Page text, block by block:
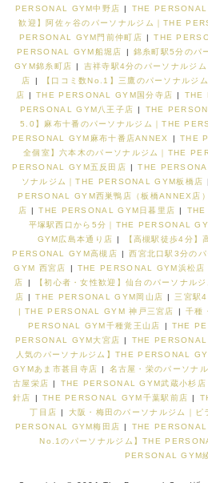
PERSONAL GYM中野店 | THE PERSONAL
歓迎】阿佐ヶ谷のパーソナルジム｜THE
PERSONAL GYM門前仲町店 | THE
PERSONAL GYM船堀店
|
錦糸町駅5分のパ
GYM錦糸町店 |
吉祥寺駅4分のパーソナルジ
店
|
【口コミ数No.1】三鷹のパーソナル
店 | THE PERSONAL GYM国分寺店 | THE
PERSONAL GYM八王子店 | THE
5.0】麻布十番のパーソナルジム｜THE
PERSONAL GYM麻布十番店ANNEX
| THE
全個室】六本木のパーソナルジム｜THE
PERSONAL GYM五反田店 | THE
ソナルジム｜THE PERSONAL GYM板橋店 |
PERSONAL GYM西巣鴨店（板橋ANNEX店）
店 | THE PERSONAL GYM日暮里店 | THE
平塚駅西口から5分｜THE PERSONAL
GYM広島本通り店 |
【高槻駅徒歩4分】
PERSONAL GYM高槻店 |
西宮北口駅3分の
GYM 西宮店
| THE PERSONAL GYM浜松店
店
|
【初心者・女性歓迎】仙台のパーソナル
店 | THE PERSONAL GYM岡山店 |
三宮駅
| THE PERSONAL GYM 神戸三宮店
|
千種
PERSONAL GYM千種覚王山店
| THE
PERSONAL GYM大宮店 | THE PERSONAL
人気のパーソナルジム】THE PERSONAL
GYMあま市甚目寺店 |
名古屋・栄のパーソナ
古屋栄店 | THE PERSONAL GYM武蔵小杉店
針店
| THE PERSONAL GYM千葉駅前店 |
丁目店 |
大阪・梅田のパーソナルジム｜
PERSONAL GYM梅田店 | THE PERSONAL
No.1のパーソナルジム】THE
PERSONAL GYM